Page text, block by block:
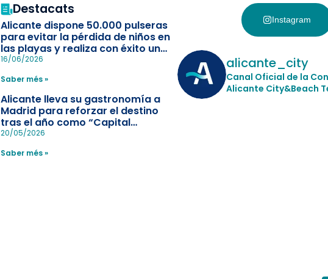
Destacats
Alicante dispone 50.000 pulseras
para evitar la pérdida de niños en
las playas y realiza con éxito un
simulacro de socorrismo
16/06/2026
Saber més »
Alicante lleva su gastronomía a
Madrid para reforzar el destino
tras el año como “Capital
Española”
20/05/2026
Saber més »
Instagram
alicante_city
Canal Oficial de la
Alicante City&Beach